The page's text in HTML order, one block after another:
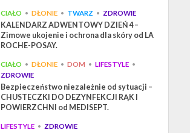
CIAŁO • DŁONIE • TWARZ • ZDROWIE
KALENDARZ ADWENTOWY DZIEŃ 4 –
Zimowe ukojenie i ochrona dla skóry od LA
ROCHE-POSAY.
CIAŁO • DŁONIE • DOM • LIFESTYLE •
ZDROWIE
Bezpieczeństwo niezależnie od sytuacji –
CHUSTECZKI DO DEZYNFEKCJI RĄK I
POWIERZCHNI od MEDISEPT.
LIFESTYLE • ZDROWIE